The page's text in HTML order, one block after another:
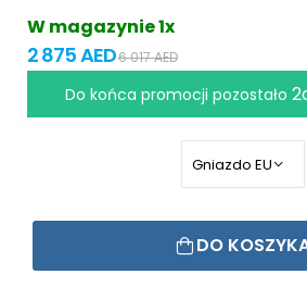
W magazynie 1x
2 875 AED6 017 AED
Do końca promocji pozostało
DO